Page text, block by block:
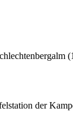
der